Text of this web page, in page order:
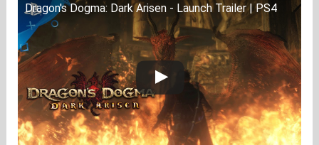
Dragon's Dogma: Dark Arisen - Launch Trailer | PS4